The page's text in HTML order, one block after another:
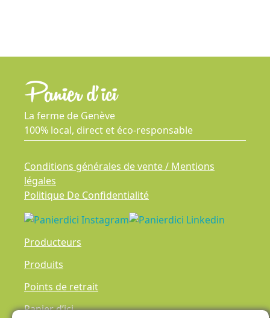
La ferme de Genève
100% local, direct et éco-responsable
Conditions générales de vente / Mentions
légales
Politique De Confidentialité
Producteurs
Produits
Points de retrait
Panier d’ici